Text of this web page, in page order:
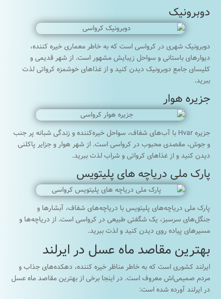
دوبرونیک
دوبرونیک شهری در کرواسی است که به خاطر معماری خیره کننده،
دیوارهای باستانی و سواحل زیبایش مشهور است. از شهر قدیمی و
کلیسای جامع دوبرونیک دیدن کنید و از غذاهای خوشمزه کرواتی لذت
ببرید.
جزیره هوار
جزیره Hvar با آب‌های شفاف، سواحل خیره‌کننده و زندگی شبانه پر جنب
و جوش، مقصدی محبوب در کرواسی است. از شهر هوار و جزایر پاکلنی
دیدن کنید و از غذاهای کرواتی و شراب لذت ببرید.
پارک ملی دریاچه های پلیتویس
پارک ملی دریاچه‌های پلیتویس با دریاچه‌های شفاف، آبشارها و
جنگل‌های سرسبز، یک شگفتی طبیعی در کرواسی است. از دریاچه‌ها و
مسیرهای پیاده روی دیدن کنید و لذت ببرید.
بهترین مقاصد ماه عسل در ایرلند
ایرلند کشوری است که به خاطر مناظر خیره کننده، دهکده‌های جذاب و
مردم صمیمی‌اش معروف است. در اینجا برخی از بهترین مقاصد ماه عسل
در ایرلند آورده شده است: